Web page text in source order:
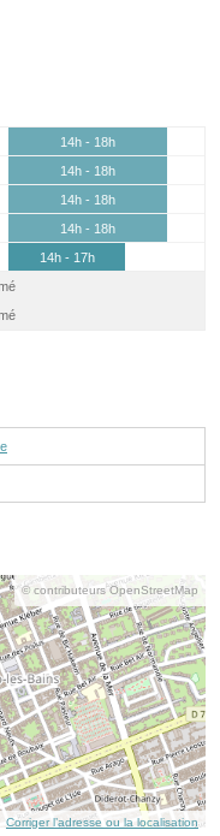
14h - 18h
14h - 18h
14h - 18h
14h - 18h
14h - 17h
© contributeurs OpenStreetMap
Corriger l’adresse ou la localisation